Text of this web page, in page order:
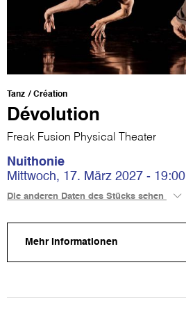
Tanz Création
Dévolution
Freak Fusion Physical Theater
Nuithonie
Mittwoch, 17. März 2027 - 19:00
Die anderen Daten des Stücks sehen
Mehr Informationen